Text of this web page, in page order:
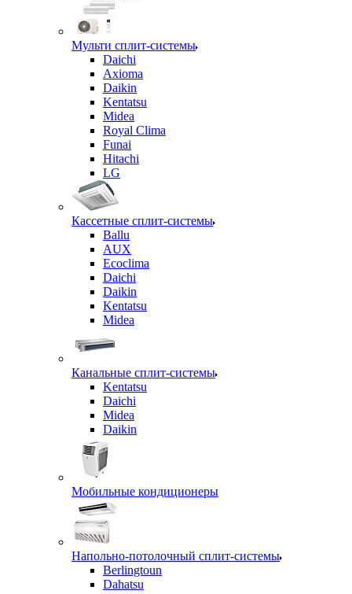
Мульти сплит-системы
Daichi
Axioma
Daikin
Kentatsu
Midea
Royal Clima
Funai
Hitachi
LG
Кассетные сплит-системы
Ballu
AUX
Ecoclima
Daichi
Daikin
Kentatsu
Midea
Канальные сплит-системы
Kentatsu
Daichi
Midea
Daikin
Мобильные кондиционеры
Напольно-потолочный сплит-системы
Berlingtoun
Dahatsu